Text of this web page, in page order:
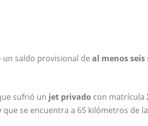
un saldo provisional de al menos
sufrió un jet privado con matrícula
se encuentra a 65 kilómetros de